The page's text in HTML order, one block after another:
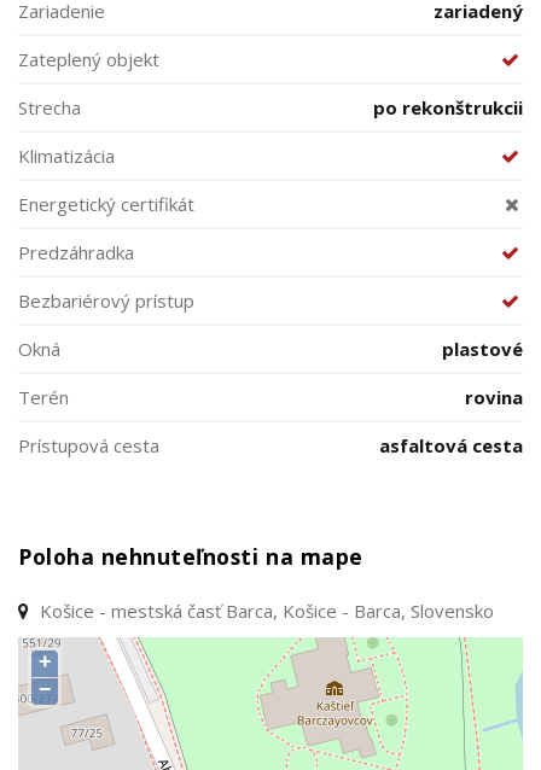
Zariadenie
zariadený
Zateplený objekt
Strecha
po rekonštrukcii
Klimatizácia
Energetický certifikát
Predzáhradka
Bezbariérový prístup
Okná
plastové
Terén
rovina
Prístupová cesta
asfaltová cesta
Poloha nehnuteľnosti na mape
Košice - mestská časť Barca, Košice - Barca, Slovensko
+
−